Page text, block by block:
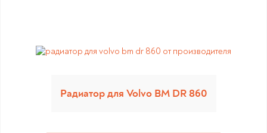
Радиатор для Volvo BM DR 860